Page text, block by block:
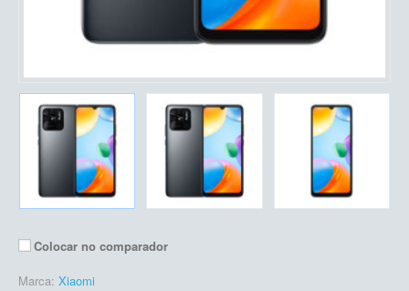
Colocar no comparador
Marca: Xiaomi